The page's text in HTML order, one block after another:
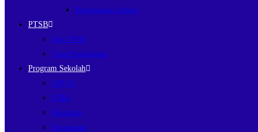
Berdasarkan Gender
PTSB
Info PTSB
Form Pendaftaran
Program Sekolah
LSP P1
P5BK
Pesantren
Ketarunaan